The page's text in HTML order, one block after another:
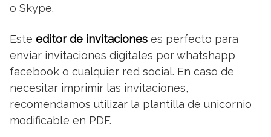
o Skype.
Este editor de invitaciones es perfecto para
enviar invitaciones digitales por whatshapp
facebook o cualquier red social. En caso de
necesitar imprimir las invitaciones,
recomendamos utilizar la plantilla de unicornio
modificable en PDF.